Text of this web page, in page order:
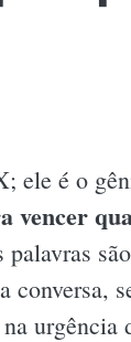
ele é o
vencer
conversa,
urgência